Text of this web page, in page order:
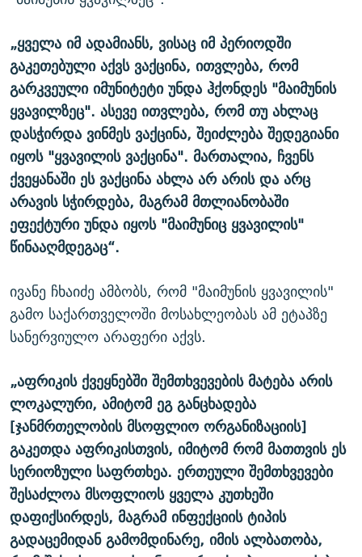
„ყველა იმ ადამიანს, ვისაც იმ პერიოდში
გაკეთებული აქვს ვაქცინა, ითვლება, რომ
გარკვეული იმუნიტეტი უნდა ჰქონდეს "მაიმუნის
ყვავილზეც". ასევე ითვლება, რომ თუ ახლაც
დასჭირდა ვინმეს ვაქცინა, შეიძლება შედეგიანი
იყოს "ყვავილის ვაქცინა". მართალია, ჩვენს
ქვეყანაში ეს ვაქცინა ახლა არ არის და არც
არავის სჭირდება, მაგრამ მთლიანობაში
ეფექტური უნდა იყოს "მაიმუნიც ყვავილის"
წინააღმდეგაც“.
ივანე ჩხაიძე ამბობს, რომ "მაიმუნის ყვავილის"
გამო საქართველოში მოსახლეობას ამ ეტაპზე
სანერვიულო არაფერი აქვს.
„აფრიკის ქვეყნებში შემთხვევების მატება არის
ლოკალური, ამიტომ ეგ განცხადება
[ჯანმრთელობის მსოფლიო ორგანიზაციის]
გაკეთდა აფრიკისთვის, იმიტომ რომ მათთვის ეს
სერიოზული საფრთხეა. ერთეული შემთხვევები
შესაძლოა მსოფლიოს ყველა კუთხეში
დაფიქსირდეს, მაგრამ ინფექციის ტიპის
გადაცემიდან გამომდინარე, იმის ალბათობა,